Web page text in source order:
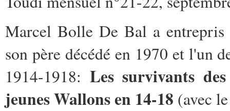
Marcel Bolle De Bal a entrepris
son père décédé en 1970 et l'un
1914-1918: Les survivants
jeunes Wallons en 14-18 (avec